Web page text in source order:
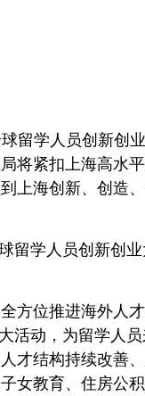
留学人员创新创
将紧扣上海高水
上海创新、创造
留学人员创新创
方位推进海外人
活动，为留学人
才结构持续改善
女教育、住房公